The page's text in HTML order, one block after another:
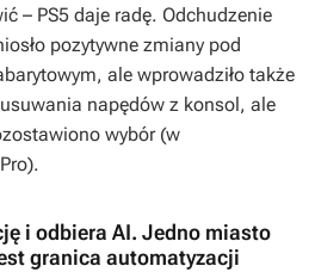
– PS5 daje radę. Odchudzenie
pozytywne zmiany pod
ale wprowadziło także
napędów z konsol, ale
wybór (w
i odbiera AI. Jedno miasto
granica automatyzacji